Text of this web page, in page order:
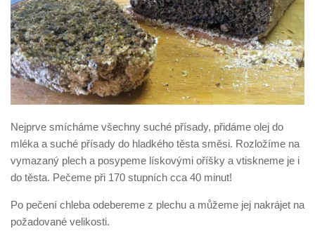
Nejprve smícháme všechny suché přísady, přidáme olej do
mléka a suché přísady do hladkého těsta směsi. Rozložíme na
vymazaný plech a posypeme lískovými oříšky a vtiskneme je i
do těsta. Pečeme při 170 stupních cca 40 minut!
Po pečení chleba odebereme z plechu a můžeme jej nakrájet na
požadované velikosti.